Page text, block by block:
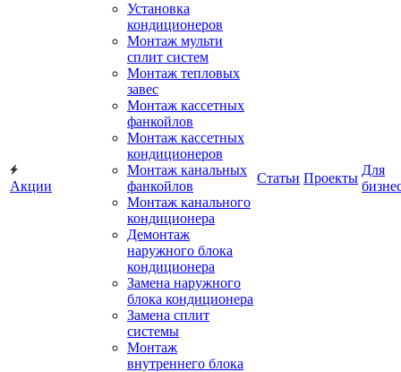
Акции
Установка
кондиционеров
Монтаж мульти
сплит систем
Монтаж тепловых
завес
Монтаж кассетных
фанкойлов
Монтаж кассетных
кондиционеров
Монтаж канальных
фанкойлов
Монтаж канального
кондиционера
Демонтаж
наружного блока
кондиционера
Замена наружного
блока кондиционера
Замена сплит
системы
Монтаж
внутреннего блока
Статьи Проекты
Для